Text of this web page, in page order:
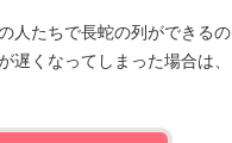
人たちで長蛇の列ができるの
くなってしまった場合は、